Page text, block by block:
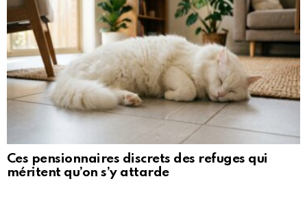
Ces pensionnaires discrets des refuges qui
méritent qu’on s’y attarde